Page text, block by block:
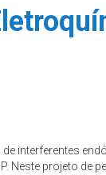
interferentes
Neste projeto de